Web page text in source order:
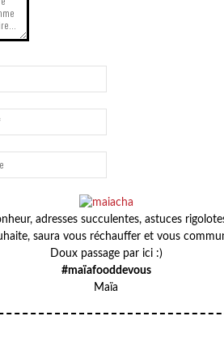
adresses succulentes, astuces
saura vous réchauffer et vous
Doux passage par ici :)
#maïafooddevous
Maïa
POISSON